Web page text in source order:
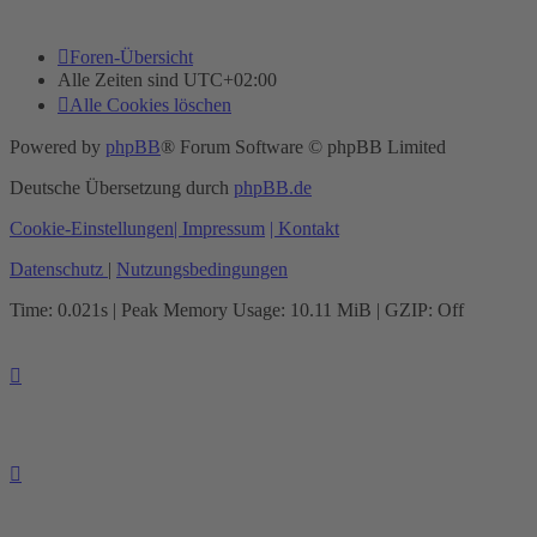
Foren-Übersicht
Alle Zeiten sind UTC+02:00
Alle Cookies löschen
Powered by phpBB® Forum Software © phpBB Limited
Deutsche Übersetzung durch phpBB.de
Cookie-Einstellungen| Impressum | Kontakt
Datenschutz | Nutzungsbedingungen
Time: 0.021s | Peak Memory Usage: 10.11 MiB | GZIP: Off